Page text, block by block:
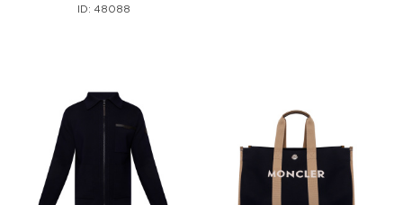
ID: 48088